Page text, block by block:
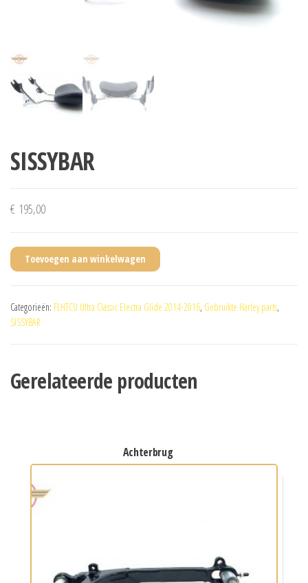
SISSYBAR
€ 195,00
Toevoegen aan winkelwagen
Categorieën: FLHTCU Ultra Classic Electra Glide 2014-2016, Gebruikte Harley parts,
SISSYBAR
Gerelateerde producten
achterbrug